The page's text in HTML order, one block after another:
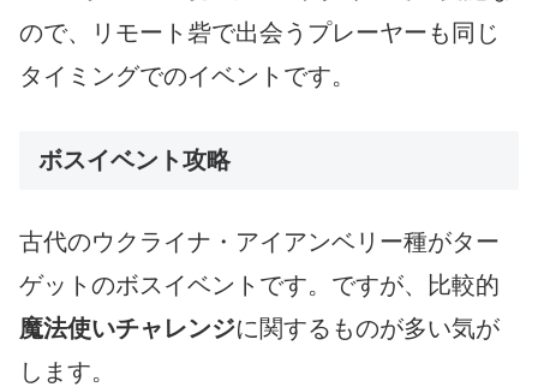
ので、リモート砦で出会うプレーヤーも同じ
タイミングでのイベントです。
ボスイベント攻略
古代のウクライナ・アイアンベリー種がター
ゲットのボスイベントです。ですが、比較的
魔法使いチャレンジに関するものが多い気が
します。